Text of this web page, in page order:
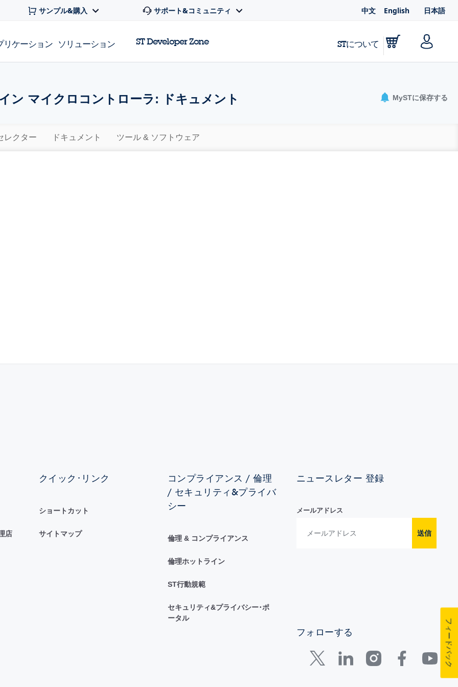
サンプル&購入 サポート&コミュニティ 中文 English 日本語
リケーション ソリューション ST Developer Zone STについて
ン マイクロコントローラ: ドキュメント MySTに保存する
レクター ドキュメント ツール & ソフトウェア
店
クイック･リンク
ショートカット
サイトマップ
コンプライアンス / 倫理
/ セキュリティ&プライバ
シー
倫理 & コンプライアンス
倫理ホットライン
ST行動規範
セキュリティ&プライバシー･ポ
ータル
ニュースレター 登録
メールアドレス
送信
フォローする フィードバック